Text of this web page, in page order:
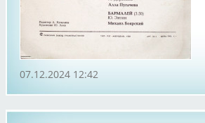
07.12.2024 12:42